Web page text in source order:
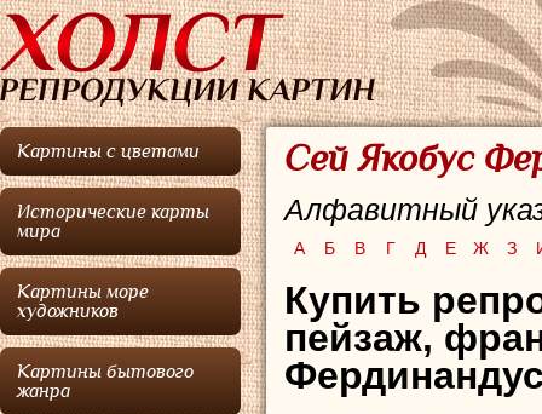
Картины с цветами
Исторические карты
мира
Картины море
художников
Картины бытового
жанра
Сей Якобус
Алфавитный
А Б В Г Д Е Ж З
Купить
пейзаж,